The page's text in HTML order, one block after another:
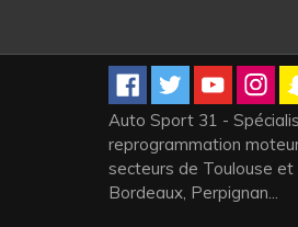
Auto Sport 31 -
reprogrammation
secteurs de Toulouse et
Bordeaux, Perpignan...